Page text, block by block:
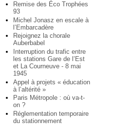
Remise des Éco Trophées
93
Michel Jonasz en escale à
l’Embarcadère
Rejoignez la chorale
Auberbabel
Interruption du trafic entre
les stations Gare de l’Est
et La Courneuve - 8 mai
1945
Appel à projets « éducation
à l’altérité »
Paris Métropole : où va-t-
on ?
Réglementation temporaire
du stationnement